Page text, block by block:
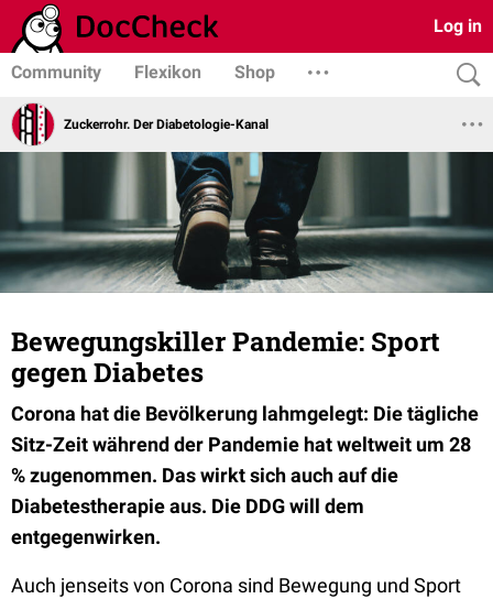
Log in
Community Flexikon Shop
Zuckerrohr. Der Diabetologie-Kanal
Bewegungskiller Pandemie: Sport
gegen Diabetes
Corona hat die Bevölkerung lahmgelegt: Die tägliche
Sitz-Zeit während der Pandemie hat weltweit um 28
% zugenommen. Das wirkt sich auch auf die
Diabetestherapie aus. Die DDG will dem
entgegenwirken.
Auch jenseits von Corona sind Bewegung und Sport